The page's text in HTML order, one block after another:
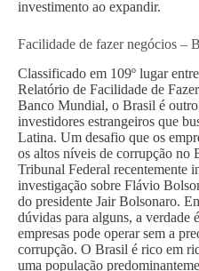
investimento ao expandir.
Facilidade de fazer negócios –
Classificado em 109º lugar
Relatório de Facilidade de
Banco Mundial, o Brasil é
investidores estrangeiros que
Latina. Um desafio que os
os altos níveis de corrupção no
Tribunal Federal recentemente
investigação sobre Flávio
do presidente Jair Bolsonaro.
dúvidas para alguns, a verdade
empresas pode operar sem a
corrupção. O Brasil é rico em
uma população